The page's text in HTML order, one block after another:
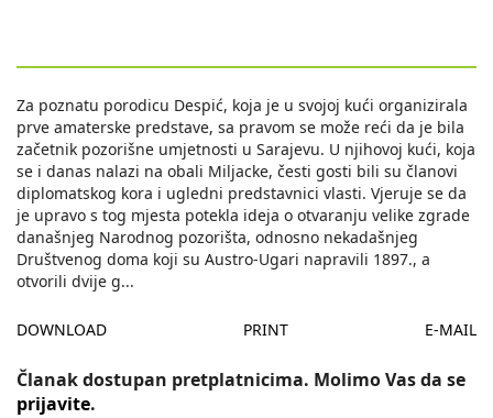
Za poznatu porodicu Despić, koja je u svojoj kući organizirala
prve amaterske predstave, sa pravom se može reći da je bila
začetnik pozorišne umjetnosti u Sarajevu. U njihovoj kući, koja
se i danas nalazi na obali Miljacke, česti gosti bili su članovi
diplomatskog kora i ugledni predstavnici vlasti. Vjeruje se da
je upravo s tog mjesta potekla ideja o otvaranju velike zgrade
današnjeg Narodnog pozorišta, odnosno nekadašnjeg
Društvenog doma koji su Austro-Ugari napravili 1897., a
otvorili dvije g...
DOWNLOAD PRINT E-MAIL
Članak dostupan pretplatnicima. Molimo Vas da se
prijavite.